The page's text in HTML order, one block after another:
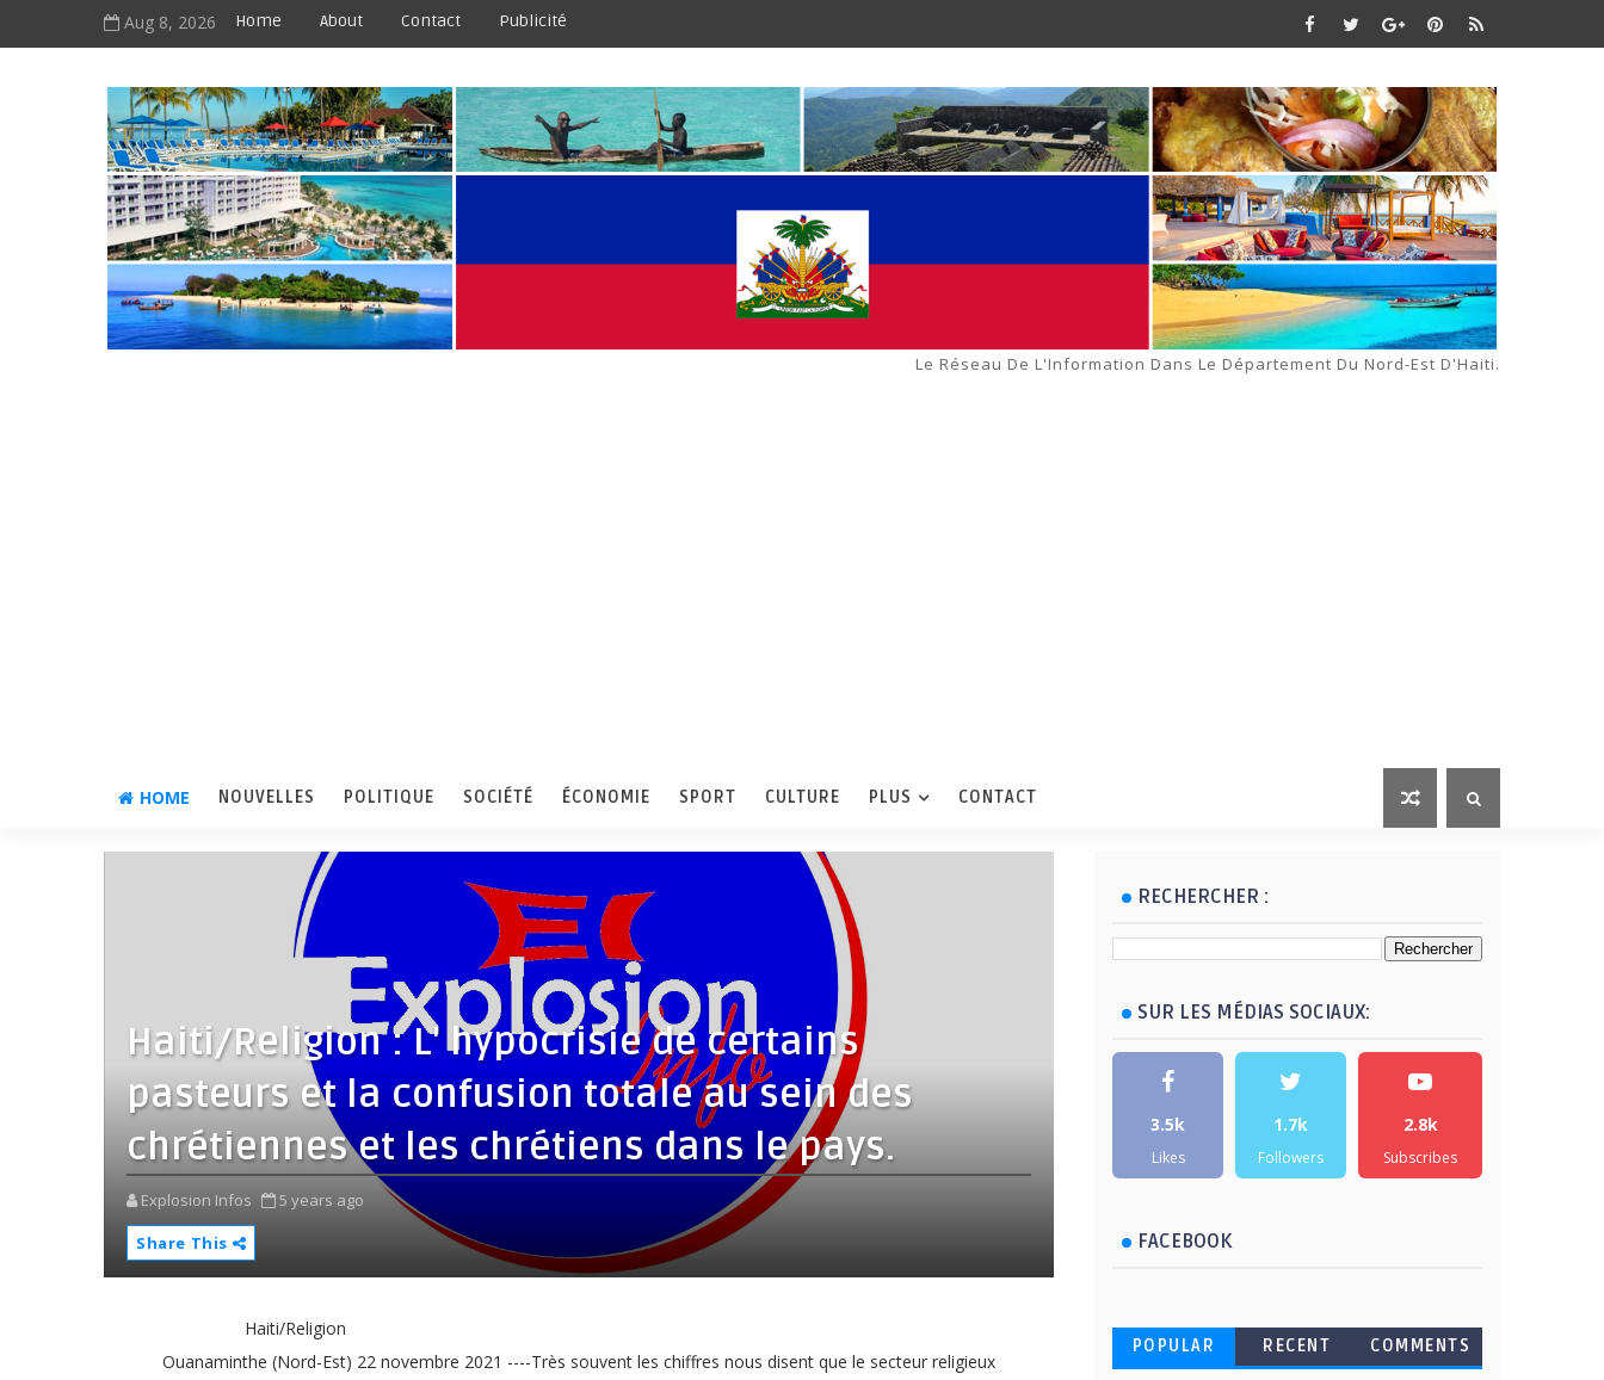
Aug 8, 2026 Home About Contact Publicité
Le Réseau De L'Information Dans Le Département Du Nord-Est D'Haiti.
HOME NOUVELLES POLITIQUE SOCIÉTÉ ÉCONOMIE SPORT CULTURE PLUS CONTACT
Haiti/Religion : L' hypocrisie de certains
pasteurs et la confusion totale au sein des
chrétiennes et les chrétiens dans le pays.
Explosion Infos
5 years ago
Share This
Haiti/Religion
Ouanaminthe (Nord-Est) 22 novembre 2021 ----Très souvent les chiffres nous disent que le secteur religieux
RECHERCHER :
SUR LES MÉDIAS SOCIAUX:
3.5k
Likes
1.7k
Followers
2.8k
Subscribes
FACEBOOK
POPULAR RECENT COMMENTS